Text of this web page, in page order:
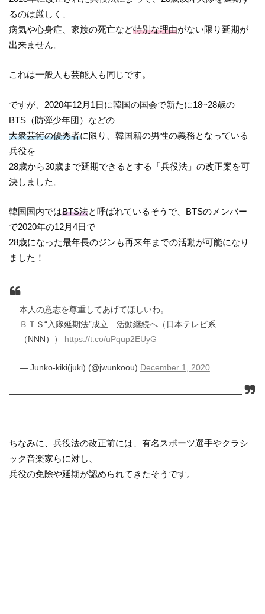
るのは厳しく、
病気や心身症、家族の死亡など特別な理由がない限り延期が
出来ません。
これは一般人も芸能人も同じです。
ですが、2020年12月1日に韓国の国会で新たに18~28歳の
BTS（防弾少年団）などの
大衆芸術の優秀者に限り、韓国籍の男性の義務となっている
兵役を
28歳から30歳まで延期できるとする「兵役法」の改正案を可
決しました。
韓国国内ではBTS法と呼ばれているそうで、BTSのメンバー
で2020年の12月4日で
28歳になった最年長のジンも再来年までの活動が可能になり
ました！
本人の意志を尊重してあげてほしいわ。
ＢＴＳ“入隊延期法”成立 活動継続へ（日本テレビ系
（NNN）） https://t.co/uPqup2EUyG
— Junko-kiki(juki) (@jwunkoou) December 1, 2020
ちなみに、兵役法の改正前には、有名スポーツ選手やクラシ
ック音楽家らに対し、
兵役の免除や延期が認められてきたそうです。